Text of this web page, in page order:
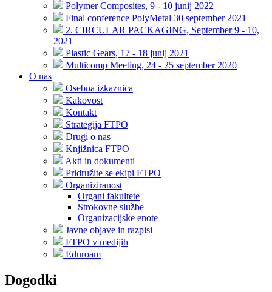
Polymer Composites, 9 - 10 junij 2022
Final conference PolyMetal 30 september 2021
2. CIRCULAR PACKAGING, September 9 - 10,
2021
Plastic Gears, 17 - 18 junij 2021
Multicomp Meeting, 24 - 25 september 2020
O nas
Osebna izkaznica
Kakovost
Kontakt
Strategija FTPO
Drugi o nas
Knjižnica FTPO
Akti in dokumenti
Pridružite se ekipi FTPO
Organiziranost
Organi fakultete
Strokovne službe
Organizacijske enote
Javne objave in razpisi
FTPO v medijih
Eduroam
Dogodki